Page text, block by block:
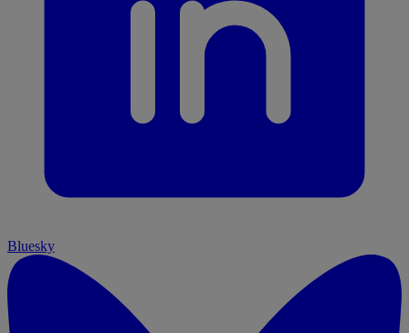
Bluesky